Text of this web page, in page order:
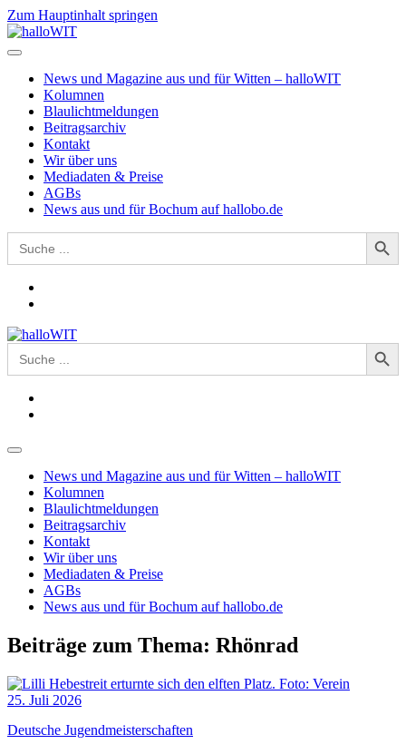
Zum Hauptinhalt springen
News und Magazine aus und für Witten – halloWIT
Kolumnen
Blaulichtmeldungen
Beitragsarchiv
Kontakt
Wir über uns
Mediadaten & Preise
AGBs
News aus und für Bochum auf hallobo.de
Search
for:
Search Button
Search
for:
Search Button
News und Magazine aus und für Witten – halloWIT
Kolumnen
Blaulichtmeldungen
Beitragsarchiv
Kontakt
Wir über uns
Mediadaten & Preise
AGBs
News aus und für Bochum auf hallobo.de
Beiträge zum Thema: Rhönrad
25. Juli 2026
Deutsche Jugendmeisterschaften